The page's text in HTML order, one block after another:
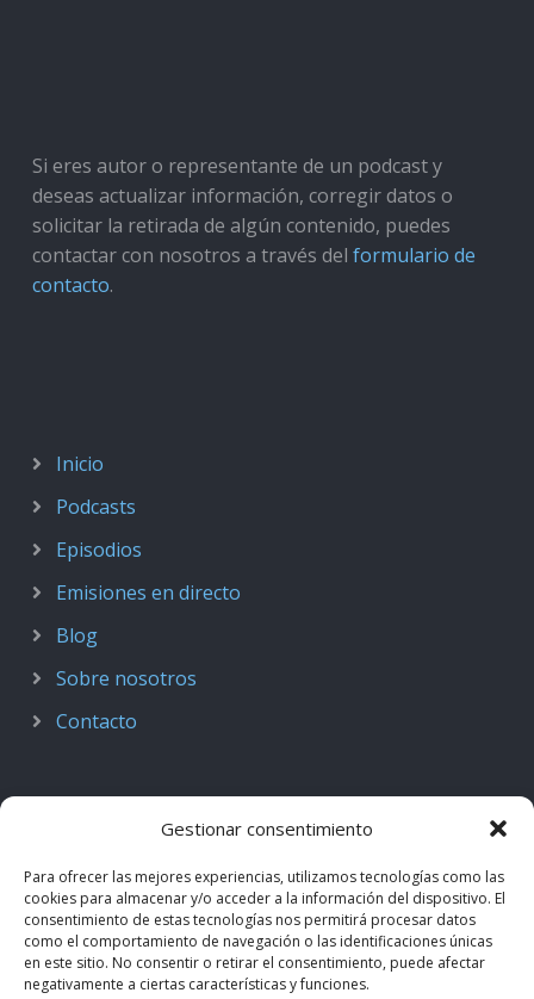
Gestionar consentimiento
Para ofrecer las mejores experiencias, utilizamos tecnologías como las
cookies para almacenar y/o acceder a la información del dispositivo. El
consentimiento de estas tecnologías nos permitirá procesar datos
como el comportamiento de navegación o las identificaciones únicas
en este sitio. No consentir o retirar el consentimiento, puede afectar
negativamente a ciertas características y funciones.
Si eres autor o representante de un podcast y
deseas actualizar información, corregir datos o
solicitar la retirada de algún contenido, puedes
contactar con nosotros a través del formulario de
contacto.
Inicio
Podcasts
Episodios
Emisiones en directo
Blog
Sobre nosotros
Contacto